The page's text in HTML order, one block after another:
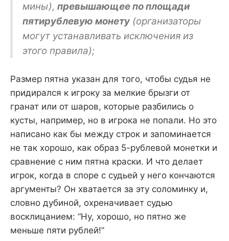
мины), превышающее по площади
пятирублевую монету(организаторы
могут устанавливать исключения из
этого правила);
Размер пятна указан для того, чтобы судья не
придирался к игроку за мелкие брызги от
гранат или от шаров, которые разбились о
кусты, например, но в игрока не попали. Но это
написано как бы между строк и запоминается
не так хорошо, как образ 5-рублевой монетки и
сравнение с ним пятна краски. И что делает
игрок, когда в споре с судьей у него кончаются
аргументы? Он хватается за эту соломинку и,
словно дубиной, охреначивает судью
восклицанием: “Ну, хорошо, но пятно же
меньше пяти рублей!”